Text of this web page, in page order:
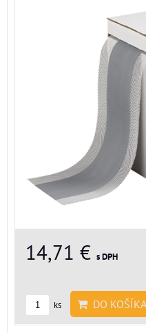
14,71 € s DPH
ks DO KOŠÍKA